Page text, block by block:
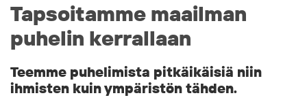
Tapsoitamme maailman
puhelin kerrallaan
Teemme puhelimista pitkäikäisiä niin
ihmisten kuin ympäristön tähden.